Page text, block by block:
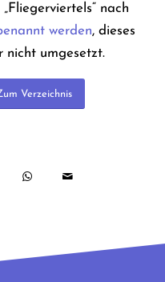
nach
werden, dieses
nicht umgesetzt.
Verzeichnis